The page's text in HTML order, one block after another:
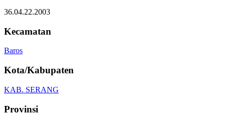
36.04.22.2003
Kecamatan
Baros
Kota/Kabupaten
KAB. SERANG
Provinsi